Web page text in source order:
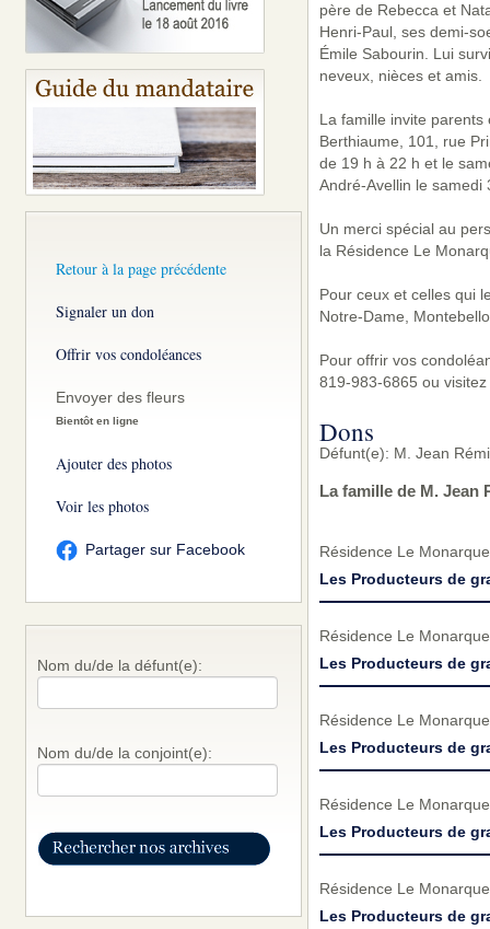
Retour à la page précédente
Signaler un don
Offrir vos condoléances
Envoyer des fleurs
Bientôt en ligne
Ajouter des photos
Voir les photos
Partager sur Facebook
Nom du/de la défunt(e):
Nom du/de la conjoint(e):
père de Rebecca et
Henri-Paul, ses demi-
Émile Sabourin. Lui
neveux, nièces et amis.
La famille invite
Berthiaume, 101, rue
de 19 h à 22 h et le
André-Avellin le samedi
Un merci spécial au
la Résidence Le
Pour ceux et celles qui
Notre-Dame,
Pour offrir vos
819-983-6865 ou
Dons
Défunt(e): M. Jean
La famille de M. Jean
Résidence Le Monarque
Les Producteurs de
Résidence Le Monarque
Les Producteurs de
Résidence Le Monarque
Les Producteurs de
Résidence Le Monarque
Les Producteurs de
Résidence Le Monarque
Les Producteurs de